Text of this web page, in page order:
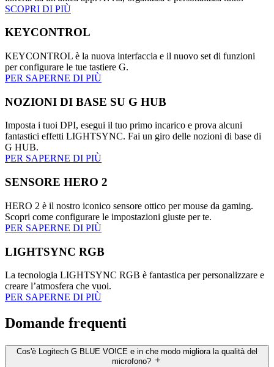
SCOPRI DI PIÙ
KEYCONTROL
KEYCONTROL è la nuova interfaccia e il nuovo set di funzioni
per configurare le tue tastiere G.
PER SAPERNE DI PIÙ
NOZIONI DI BASE SU G HUB
Imposta i tuoi DPI, esegui il tuo primo incarico e prova alcuni
fantastici effetti LIGHTSYNC. Fai un giro delle nozioni di base di
G HUB.
PER SAPERNE DI PIÙ
SENSORE HERO 2
HERO 2 è il nostro iconico sensore ottico per mouse da gaming.
Scopri come configurare le impostazioni giuste per te.
PER SAPERNE DI PIÙ
LIGHTSYNC RGB
La tecnologia LIGHTSYNC RGB è fantastica per personalizzare e
creare l’atmosfera che vuoi.
PER SAPERNE DI PIÙ
Domande frequenti
Cos'è Logitech G BLUE VO!CE e in che modo migliora la qualità del
microfono?